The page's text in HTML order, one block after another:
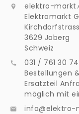

elektro-
Elektromarkt
3629 Jaberg
Schweiz

031 / 761 30
Bestellungen
Ersatzteil
möglich mit
 info@elektro-